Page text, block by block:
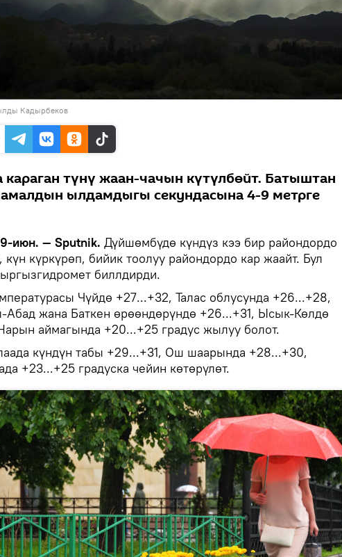
Кадырбеков
караган түнү жаан-чачын күтүлбөйт. Батыштан
ылдамдыгы секундасына 4-9 метрге
июн. — Sputnik. Дүйшөмбүдө күндүз кээ бир райондордо
күн күркүрөп, бийик тоолуу райондордо кар жаайт. Бул
биллдирди.
Чүйдө +27...+32, Талас облусунда +26...+28,
жана Баткен өрөөндөрүндө +26...+31, Ысык-Көлдө
аймагында +20...+25 градус жылуу болот.
күндүн табы +29...+31, Ош шаарында +28...+30,
+23...+25 градуска чейин көтөрүлөт.